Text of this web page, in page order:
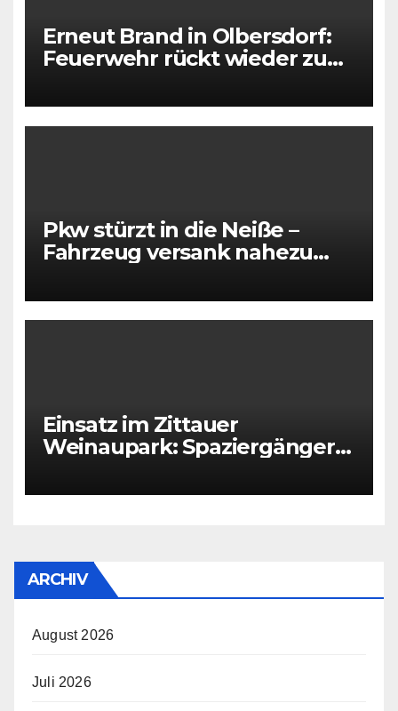
Erneut Brand in Olbersdorf:
Feuerwehr rückt wieder zu
Pkw stürzt in die Neiße –
Fahrzeug versank nahezu
Einsatz im Zittauer
Weinaupark: Spaziergänger
ARCHIV
August 2026
Juli 2026